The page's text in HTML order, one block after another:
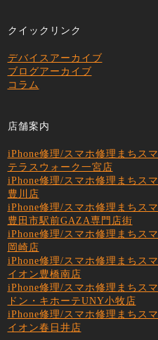
クイックリンク
デバイスアーカイブ
ブログアーカイブ
コラム
店舗案内
iPhone修理/スマホ修理まちスマ
テラスウォーク一宮店
iPhone修理/スマホ修理まちスマ
豊川店
iPhone修理/スマホ修理まちスマ
豊田市駅前GAZA専門店街
iPhone修理/スマホ修理まちスマ
岡崎店
iPhone修理/スマホ修理まちスマ
イオン豊橋南店
iPhone修理/スマホ修理まちスマ
ドン・キホーテUNY小牧店
iPhone修理/スマホ修理まちスマ
イオン春日井店